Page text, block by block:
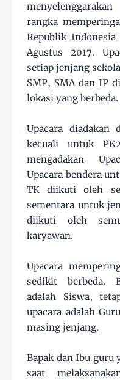
rangka
Republik
Agustus 2017.
setiap jenjang
SMP, SMA dan IP
lokasi yang berbeda.
Upacara diadakan
kecuali untuk
mengadakan
Upacara bendera
TK diikuti oleh
sementara untuk
diikuti oleh
karyawan.
Upacara
sedikit berbeda.
adalah Siswa,
upacara adalah
masing jenjang.
Bapak dan Ibu guru
saat